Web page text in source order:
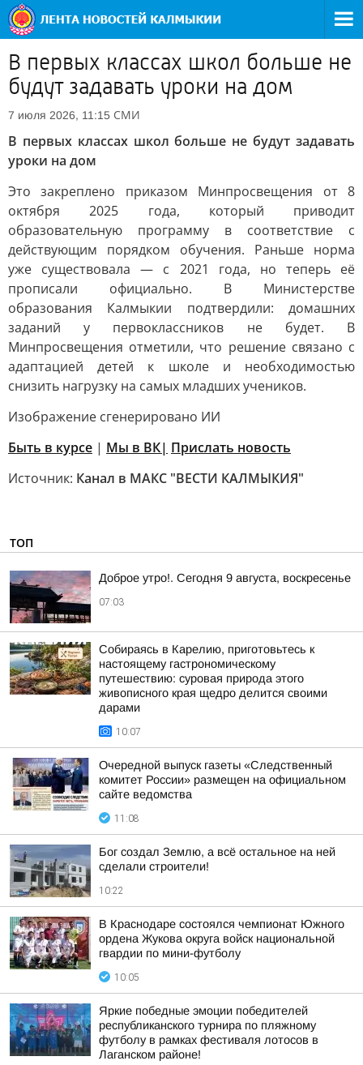
В первых классах школ больше не
будут задавать уроки на дом
7 июля 2026, 11:15 СМИ
В первых классах школ больше не будут задавать
уроки на дом
Это закреплено приказом Минпросвещения от 8
октября 2025 года, который приводит
образовательную программу в соответствие с
действующим порядком обучения. Раньше норма
уже существовала — с 2021 года, но теперь её
прописали официально. В Министерстве
образования Калмыкии подтвердили: домашних
заданий у первоклассников не будет. В
Минпросвещения отметили, что решение связано с
адаптацией детей к школе и необходимостью
снизить нагрузку на самых младших учеников.
Изображение сгенерировано ИИ
Быть в курсе | Мы в ВК| Прислать новость
Источник: Канал в МАКС "ВЕСТИ КАЛМЫКИЯ"
ТОП
Доброе утро!. Сегодня 9 августа, воскресенье
07:03
Собираясь в Карелию, приготовьтесь к
настоящему гастрономическому
путешествию: суровая природа этого
живописного края щедро делится своими
дарами
10:07
Очередной выпуск газеты «Следственный
комитет России» размещен на официальном
сайте ведомства
11:08
Бог создал Землю, а всё остальное на ней
сделали строители!
10:22
В Краснодаре состоялся чемпионат Южного
ордена Жукова округа войск национальной
гвардии по мини-футболу
10:05
Яркие победные эмоции победителей
республиканского турнира по пляжному
футболу в рамках фестиваля лотосов в
Лаганском районе!